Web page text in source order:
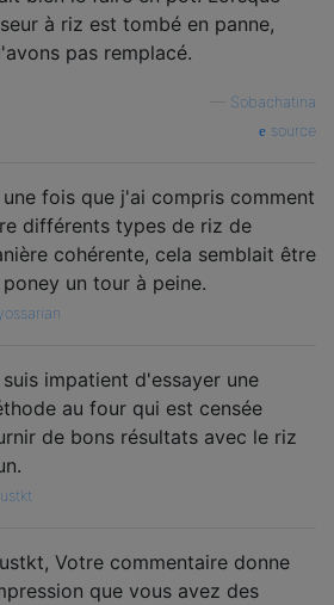
à riz est tombé en panne,
pas remplacé.
Sobachatina
source
une fois que j'ai compris comment
différents types de riz de
cohérente, cela semblait être
poney un tour à peine.
suis impatient d'essayer une
au four qui est censée
de bons résultats avec le riz
Votre commentaire donne
que vous avez des